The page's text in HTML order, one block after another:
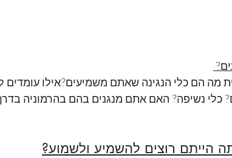
מה הם כלי הנגינה שאתם משמיעים?אילו עומדים
כלי נשיפה? האם אתם מנגנים בהם בהרמוניה
הייתם רוצים להשמיע ולשמוע?